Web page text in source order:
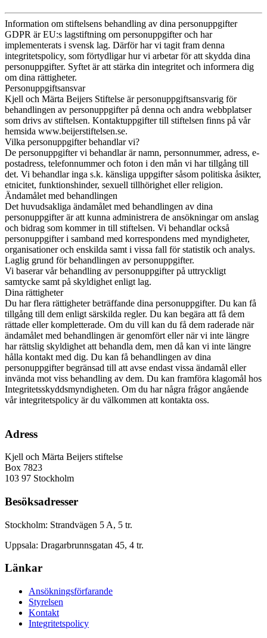
Information om stiftelsens behandling av dina personuppgifter
GDPR är EU:s lagstiftning om personuppgifter och har
implementerats i svensk lag. Därför har vi tagit fram denna
integritetspolicy, som förtydligar hur vi arbetar för att skydda dina
personuppgifter. Syftet är att stärka din integritet och informera dig
om dina rättigheter.
Personuppgiftsansvar
Kjell och Märta Beijers Stiftelse är personuppgiftsansvarig för
behandlingen av personuppgifter på denna och andra webbplatser
som drivs av stiftelsen. Kontaktuppgifter till stiftelsen finns på vår
hemsida www.beijerstiftelsen.se.
Vilka personuppgifter behandlar vi?
De personuppgifter vi behandlar är namn, personnummer, adress, e-
postadress, telefonnummer och foton i den mån vi har tillgång till
det. Vi behandlar inga s.k. känsliga uppgifter såsom politiska åsikter,
etnicitet, funktionshinder, sexuell tillhörighet eller religion.
Ändamålet med behandlingen
Det huvudsakliga ändamålet med behandlingen av dina
personuppgifter är att kunna administrera de ansökningar om anslag
och bidrag som kommer in till stiftelsen. Vi behandlar också
personuppgifter i samband med korrespondens med myndigheter,
organisationer och enskilda samt i vissa fall för statistik och analys.
Laglig grund för behandlingen av personuppgifter.
Vi baserar vår behandling av personuppgifter på uttryckligt
samtycke samt på skyldighet enligt lag.
Dina rättigheter
Du har flera rättigheter beträffande dina personuppgifter. Du kan få
tillgång till dem enligt särskilda regler. Du kan begära att få dem
rättade eller kompletterade. Om du vill kan du få dem raderade när
ändamålet med behandlingen är genomfört eller när vi inte längre
har rättslig skyldighet att behandla dem, men då kan vi inte längre
hålla kontakt med dig. Du kan få behandlingen av dina
personuppgifter begränsad till att avse endast vissa ändamål eller
invända mot viss behandling av dem. Du kan framföra klagomål hos
Integritetsskyddsmyndigheten. Om du har några frågor angående
vår integritetspolicy är du välkommen att kontakta oss.
Adress
Kjell och Märta Beijers stiftelse
Box 7823
103 97 Stockholm
Besöksadresser
Stockholm: Strandvägen 5 A, 5 tr.
Uppsala: Dragarbrunnsgatan 45, 4 tr.
Länkar
Ansökningsförfarande
Styrelsen
Kontakt
Integritetspolicy